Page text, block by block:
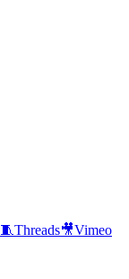
🧵Threads🎥Vimeo